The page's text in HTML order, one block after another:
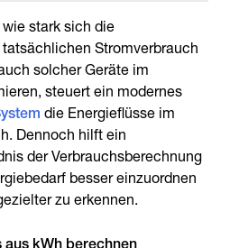
stark sich die
Stromverbrauch
solcher Geräte im
steuert ein modernes
die Energieflüsse im
Dennoch hilft ein
der Verbrauchsberechnung
besser einzuordnen
zu erkennen.
aus kWh berechnen